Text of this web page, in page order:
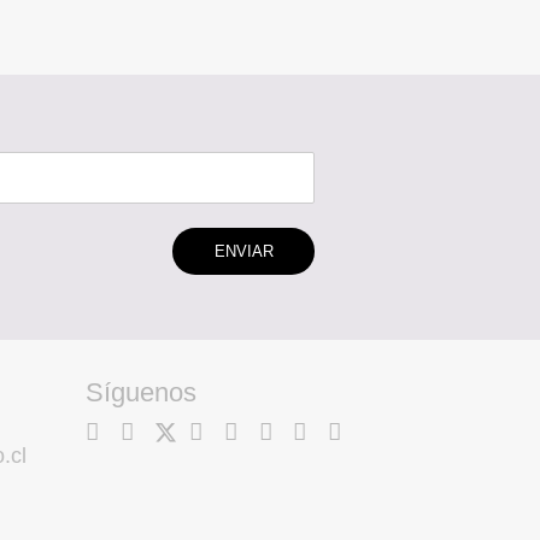
ENVIAR
Síguenos